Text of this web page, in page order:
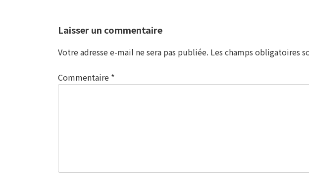
Laisser un commentaire
Votre adresse e-mail ne sera pas publiée. Les champs obligatoires
Commentaire *